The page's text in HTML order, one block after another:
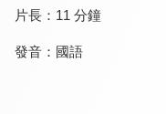
片長： 11 分鐘
發音： 國語